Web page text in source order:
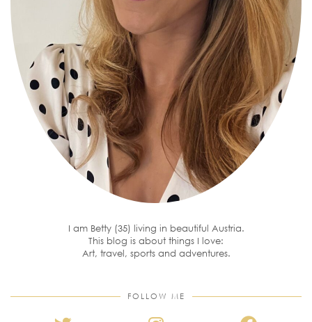
I am Betty (35) living in beautiful Austria.
This blog is about things I love:
Art, travel, sports and adventures.
FOLLOW ME